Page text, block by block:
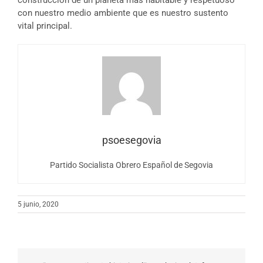
con nuestro medio ambiente que es nuestro sustento
vital principal.
psoesegovia
Partido Socialista Obrero Español de Segovia
5 junio, 2020